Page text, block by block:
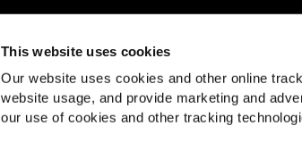
This website uses cookies
Our website uses cookies and other online
website usage, and provide marketing and
our use of cookies and other tracking
Design of Structural